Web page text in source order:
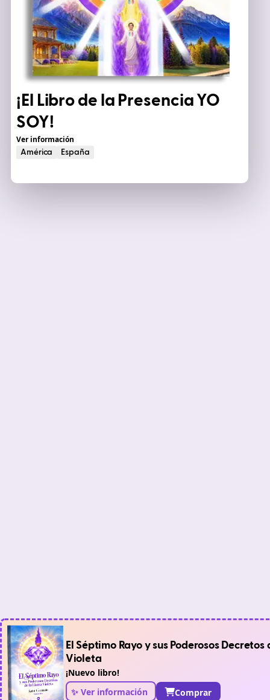
El Séptimo Rayo y sus Poderosos
Violeta
¡Nuevo libro!
✨ Ver información
Comprar
¡El Libro de la Presencia YO
SOY!
Ver información
América España